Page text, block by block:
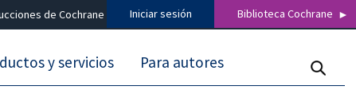
de Cochrane Iniciar sesión Biblioteca Cochrane
y servicios Para autores